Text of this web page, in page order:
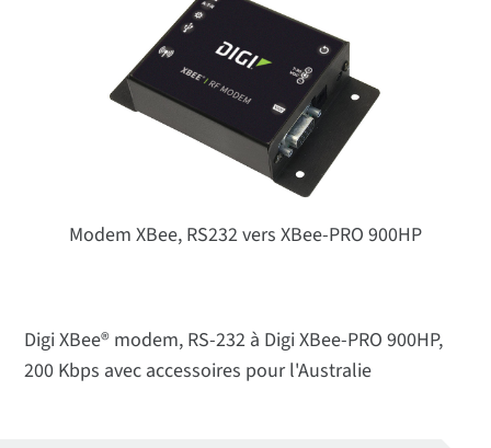
Modem XBee, RS232 vers XBee-PRO 900HP
Digi XBee® modem, RS-232 à Digi XBee-PRO 900HP,
200 Kbps avec accessoires pour l'Australie